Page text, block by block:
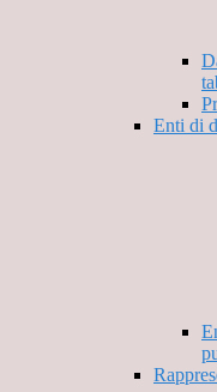
Enti di